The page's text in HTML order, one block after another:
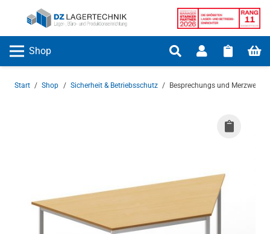
Shop
Start / Shop / Sicherheit & Betriebsschutz / Besprechungs und